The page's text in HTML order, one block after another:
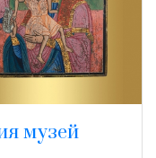
музей